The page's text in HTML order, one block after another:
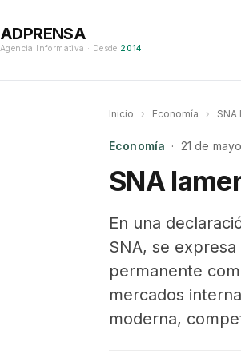
ADPRENSA
Agencia Informativa · Desde 2014
Inicio › Economía ›
Economía · 21 de
SNA
En una
SNA, se
permanente
mercados
moderna,